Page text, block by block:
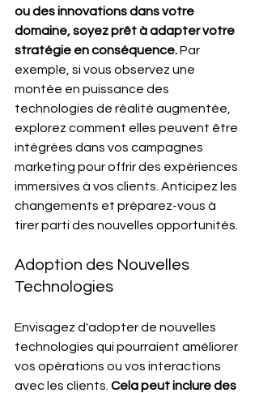
ou des innovations dans votre
domaine, soyez prêt à adapter votre
stratégie en conséquence. Par
exemple, si vous observez une
montée en puissance des
technologies de réalité augmentée,
explorez comment elles peuvent être
intégrées dans vos campagnes
marketing pour offrir des expériences
immersives à vos clients. Anticipez les
changements et préparez-vous à
tirer parti des nouvelles opportunités.
Adoption des Nouvelles
Technologies
Envisagez d'adopter de nouvelles
technologies qui pourraient améliorer
vos opérations ou vos interactions
avec les clients. Cela peut inclure des